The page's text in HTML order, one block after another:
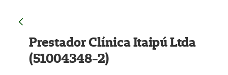
Prestador Clínica Itaipú Ltda
(51004348-2)